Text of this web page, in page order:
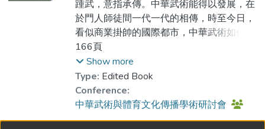
李家文博士
;林援森博士
踵武，意指承傳。中華武術能得以發展，在
於門人師徒間一代一代的相傳，時至今日，
看似商業掛帥的國際都市，中華武術如何順
應時代而存，以至體育文化又怎樣開闢嶄新
的傳播渠道呢?
本書為香港樹仁大學舉辦的「中華武術與體
育文化傳播」學術研討會之研究成果，匯聚
新傳學者、武術中人等發表的專長研究，從
166頁
Show more
Type: Edited Book
Conference:
中華武術與體育文化傳播學術研討會